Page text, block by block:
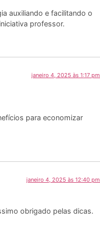
auxiliando e facilitando o
professor.
janeiro 4, 2025 às 1:17 pm
para economizar
janeiro 4, 2025 às 12:40 pm
obrigado pelas dicas.